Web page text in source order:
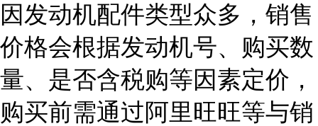
因发动机配件类型众多，销售
价格会根据发动机号、购买数
量、是否含税购等因素定价，
购买前需通过阿里旺旺等与销